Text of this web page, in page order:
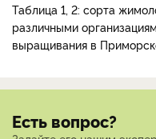
Таблица 1, 2: сорта
различными
выращивания в
Есть вопрос?